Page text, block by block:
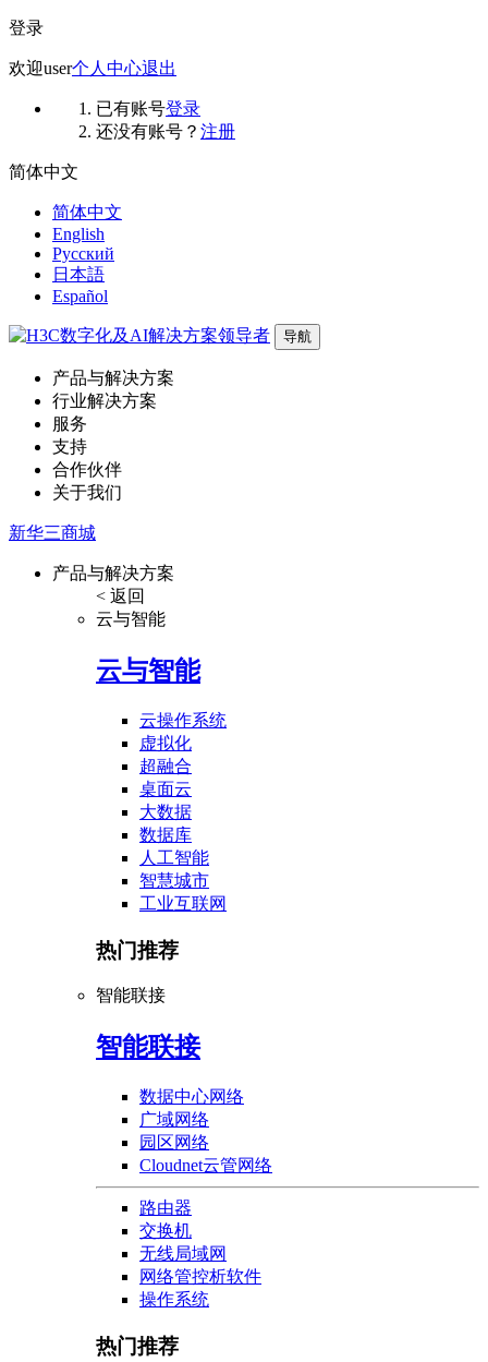
登录
欢迎user个人中心退出
已有账号登录
还没有账号？ 注册
简体中文
简体中文
English
Русский
日本語
Español
导航
产品与解决方案
行业解决方案
服务
支持
合作伙伴
关于我们
新华三商城
产品与解决方案
< 返回
云与智能
云与智能
云操作系统
虚拟化
超融合
桌面云
大数据
数据库
人工智能
智慧城市
工业互联网
热门推荐
智能联接
智能联接
数据中心网络
广域网络
园区网络
Cloudnet云管网络
路由器
交换机
无线局域网
网络管控析软件
操作系统
热门推荐